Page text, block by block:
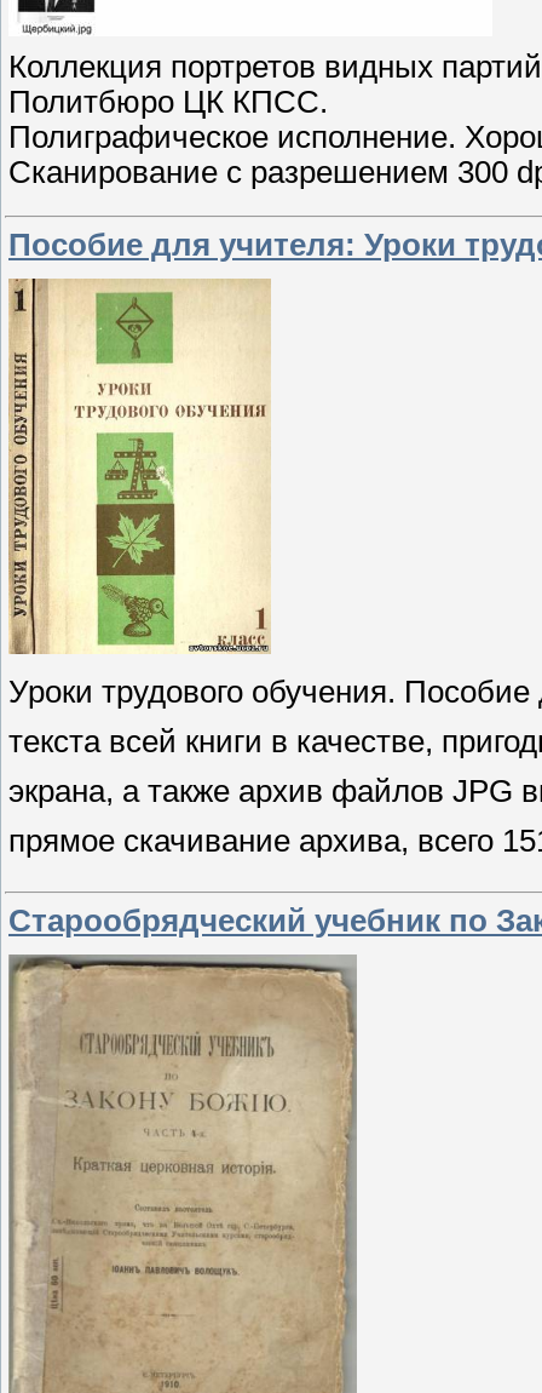
Коллекция портретов видных
Политбюро ЦК КПСС.
Полиграфическое исполнение.
Сканирование с разрешением 300
Пособие для учителя: Уроки
Уроки трудового обучения.
текста всей книги в качестве,
экрана, а также архив файлов JPG
прямое скачивание архива, всего
Старообрядческий учебник по